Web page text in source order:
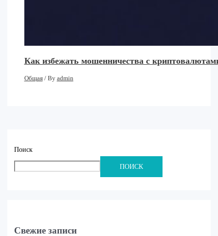
Как избежать мошенничества с
Общая/ By admin
Поиск
ПОИСК
Свежие записи